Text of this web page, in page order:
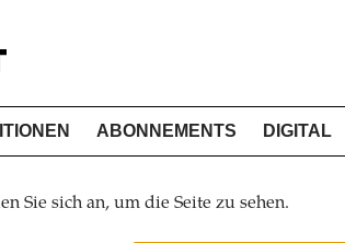
ABONNEMENTS DIGITAL
Sie sich an, um die Seite zu sehen.